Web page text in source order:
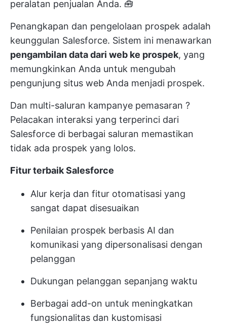
peralatan penjualan Anda. 🧰
Penangkapan dan pengelolaan prospek adalah
keunggulan Salesforce. Sistem ini menawarkan
pengambilan data dari web ke prospek, yang
memungkinkan Anda untuk mengubah
pengunjung situs web Anda menjadi prospek.
Dan multi-saluran kampanye pemasaran ?
Pelacakan interaksi yang terperinci dari
Salesforce di berbagai saluran memastikan
tidak ada prospek yang lolos.
Fitur terbaik Salesforce
Alur kerja dan fitur otomatisasi yang
sangat dapat disesuaikan
Penilaian prospek berbasis AI dan
komunikasi yang dipersonalisasi dengan
pelanggan
Dukungan pelanggan sepanjang waktu
Berbagai add-on untuk meningkatkan
fungsionalitas dan kustomisasi